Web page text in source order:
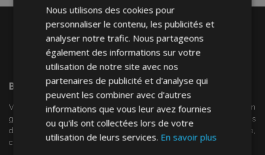
Bienvenue SurVTVAuto
VTV voiture est un détaillant européen et fournisseur en
gros d'accessoires automobiles tels que:. les enjoliveurs, les
déflecteurs de vent, housses de siège, tapis de voiture,
couvertures de chrome et cadres ...
Nous utilisons des cookies pour
personnaliser le contenu, les publicités et
analyser notre trafic. Nous partageons
également des informations sur votre
utilisation de notre site avec nos
partenaires de publicité et d'analyse qui
peuvent les combiner avec d'autres
informations que vous leur avez fournies
ou qu'ils ont collectées lors de votre
utilisation de leurs services. En savoir plus